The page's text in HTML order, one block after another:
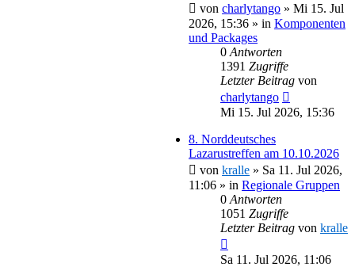
von charlytango » Mi 15. Jul
2026, 15:36 » in Komponenten
und Packages
0 Antworten
1391 Zugriffe
Letzter Beitrag von
charlytango
Mi 15. Jul 2026, 15:36
8. Norddeutsches
Lazarustreffen am 10.10.2026
von kralle » Sa 11. Jul 2026,
11:06 » in Regionale Gruppen
0 Antworten
1051 Zugriffe
Letzter Beitrag von kralle
Sa 11. Jul 2026, 11:06